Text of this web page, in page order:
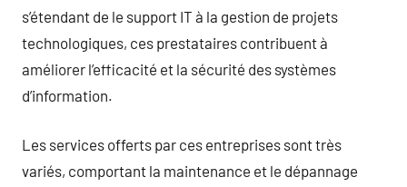
s’étendant de le support IT à la gestion de projets
technologiques, ces prestataires contribuent à
améliorer l’efficacité et la sécurité des systèmes
d’information.
Les services offerts par ces entreprises sont très
variés, comportant la maintenance et le dépannage